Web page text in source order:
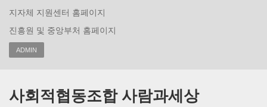
지자체 지원센터 홈페이지
진흥원 및 중앙부처 홈페이지
ADMIN
사회적협동조합 사람과세상